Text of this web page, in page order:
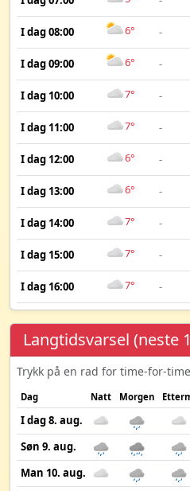
I dag 08:00 6° -
I dag 09:00 6° -
I dag 10:00 7° -
I dag 11:00 7° -
I dag 12:00 6° -
I dag 13:00 6° -
I dag 14:00 7° -
I dag 15:00 7° -
I dag 16:00 7° -
Langtidsvarsel (neste
Trykk på en rad for time-for-
Dag Natt Morgen
I dag 8. aug.
Søn 9. aug.
Man 10. aug.